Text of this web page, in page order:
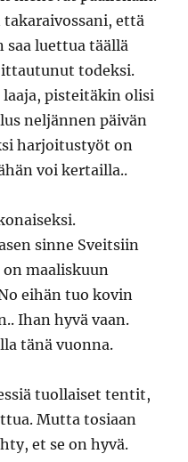
että
luettua täällä
todeksi.
pisteitäkin olisi
neljännen päivän
harjoitustyöt on
voi kertailla..
sinne Sveitsiin
maaliskuun
eihän tuo kovin
Ihan hyvä vaan.
tänä vuonna.
tuollaiset tentit,
Mutta tosiaan
et se on hyvä.